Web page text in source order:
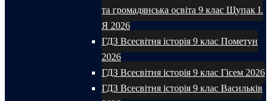
та громадянська освіта 9 клас Щупак І.
Я 2026
ГДЗ Всесвітня історія 9 клас Пометун
2026
ГДЗ Всесвітня історія 9 клас Гісем 2026
ГДЗ Всесвітня історія 9 клас Васильків